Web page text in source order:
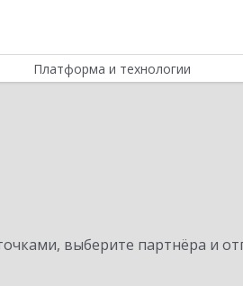
Платформа и технологии
выберите партнёра и